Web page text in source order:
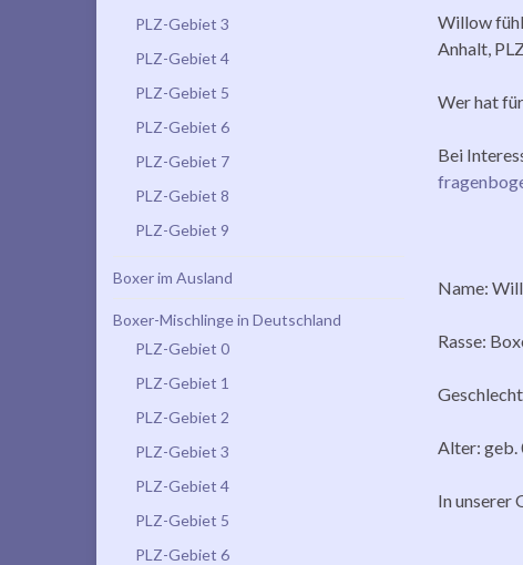
Willow
Anhalt,
Wer hat
Bei
Name:
Rasse:
Alter: geb.
In unserer
PLZ-Gebiet 3
PLZ-Gebiet 4
PLZ-Gebiet 5
PLZ-Gebiet 6
PLZ-Gebiet 7
PLZ-Gebiet 8
PLZ-Gebiet 9
Boxer im Ausland
Boxer-Mischlinge in Deutschland
PLZ-Gebiet 0
PLZ-Gebiet 1
PLZ-Gebiet 2
PLZ-Gebiet 3
PLZ-Gebiet 4
PLZ-Gebiet 5
PLZ-Gebiet 6